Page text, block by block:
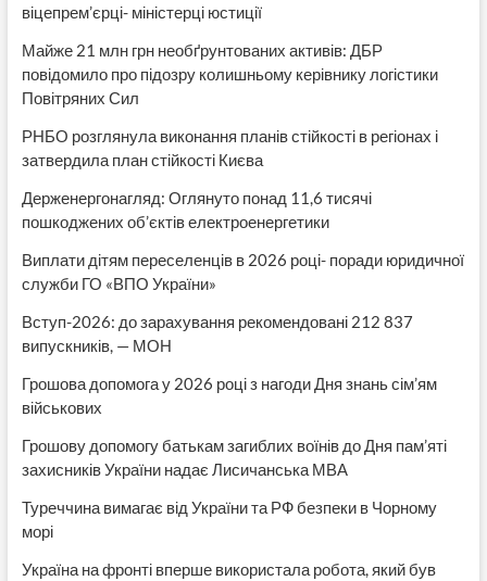
віцепрем’єрці- міністерці юстиції
Майже 21 млн грн необґрунтованих активів: ДБР
повідомило про підозру колишньому керівнику логістики
Повітряних Сил
РНБО розглянула виконання планів стійкості в регіонах і
затвердила план стійкості Києва
Держенергонагляд: Оглянуто понад 11,6 тисячі
пошкоджених об’єктів електроенергетики
Виплати дітям переселенців в 2026 році- поради юридичної
служби ГО «ВПО України»
Вступ-2026: до зарахування рекомендовані 212 837
випускників, — МОН
Грошова допомога у 2026 році з нагоди Дня знань сім’ям
військових
Грошову допомогу батькам загиблих воїнів до Дня пам’яті
захисників України надає Лисичанська МВА
Туреччина вимагає від України та РФ безпеки в Чорному
морі
Україна на фронті вперше використала робота, який був